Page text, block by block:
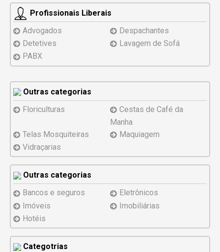
Profissionais Liberais
Advogados
Despachantes
Detetives
Lavagem de Sofá
PABX
Outras categorias
Floriculturas
Cestas de Café da
Manha
Telas Mosquiteiras
Maquiagem
Vidraçarias
Outras categorias
Bancos e seguros
Eletrônicos
Imóveis
Imobiliárias
Hotéis
Categotrias